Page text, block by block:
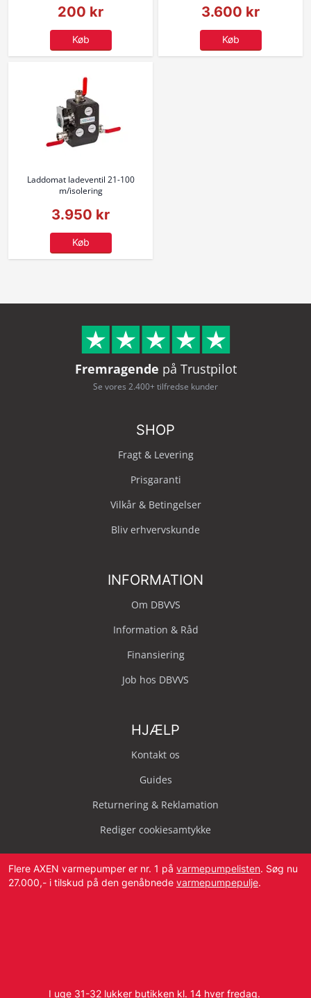
200 kr
Køb
3.600 kr
Køb
Laddomat ladeventil 21-100
m/isolering
3.950 kr
Køb
Fremragende på Trustpilot
Se vores 2.400+ tilfredse kunder
SHOP
Fragt & Levering
Prisgaranti
Vilkår & Betingelser
Bliv erhvervskunde
INFORMATION
Om DBVVS
Information & Råd
Finansiering
Job hos DBVVS
HJÆLP
Kontakt os
Guides
Returnering & Reklamation
Rediger cookiesamtykke
Flere AXEN varmepumper er nr. 1 på varmepumpelisten. Søg nu
27.000,- i tilskud på den genåbnede varmepumpepulje.
I uge 31-32 lukker butikken kl. 14 hver fredag.